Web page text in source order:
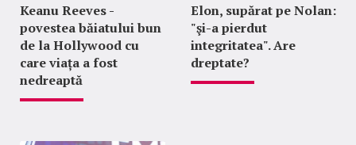
Keanu Reeves -
povestea băiatului bun
de la Hollywood cu
care viața a fost
nedreaptă
Elon, supărat pe Nolan:
"şi-a pierdut
integritatea". Are
dreptate?